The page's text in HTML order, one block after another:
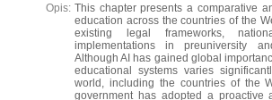
Opis: This chapter presents a comparative
education across the countries of the
existing legal frameworks,
implementations in preuniversity
Although AI has gained global
educational systems varies
world, including the countries of the
government has adopted a proactive